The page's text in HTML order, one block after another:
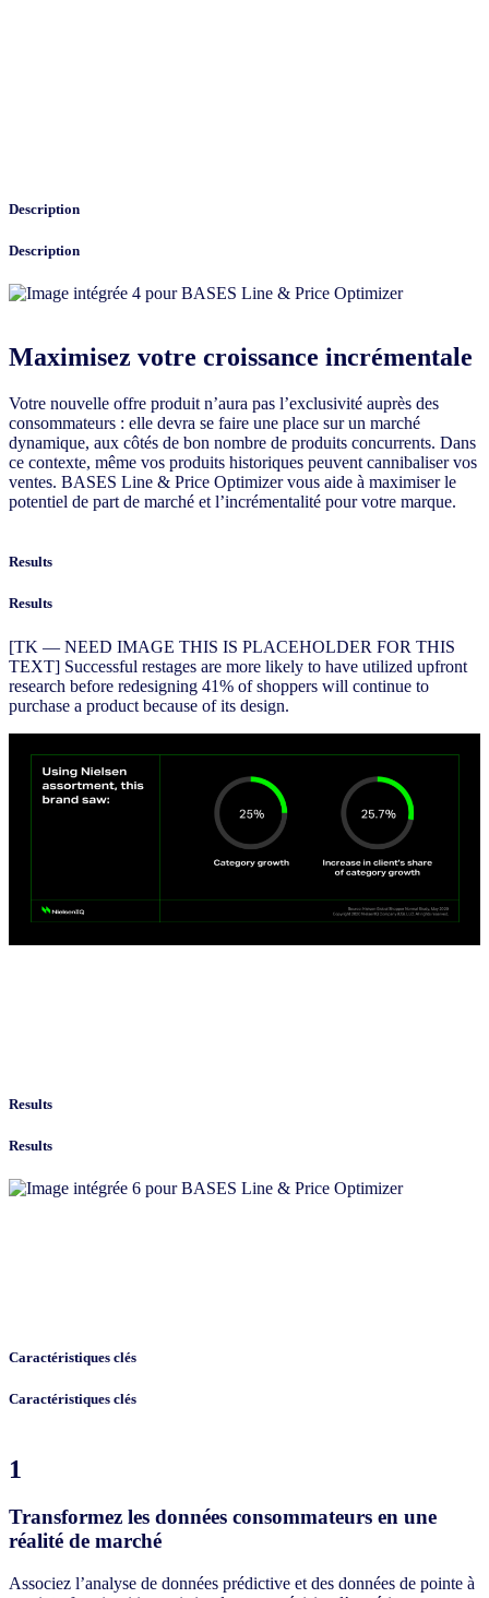
Description
Description
Maximisez votre croissance incrémentale
Votre nouvelle offre produit n’aura pas l’exclusivité auprès des
consommateurs : elle devra se faire une place sur un marché
dynamique, aux côtés de bon nombre de produits concurrents. Dans
ce contexte, même vos produits historiques peuvent cannibaliser vos
ventes. BASES Line & Price Optimizer vous aide à maximiser le
potentiel de part de marché et l’incrémentalité pour votre marque.
Results
Results
[TK — NEED IMAGE THIS IS PLACEHOLDER FOR THIS
TEXT] Successful restages are more likely to have utilized upfront
research before redesigning 41% of shoppers will continue to
purchase a product because of its design.
Results
Results
Caractéristiques clés
Caractéristiques clés
1
Transformez les données consommateurs en une
réalité de marché
Associez l’analyse de données prédictive et des données de pointe à